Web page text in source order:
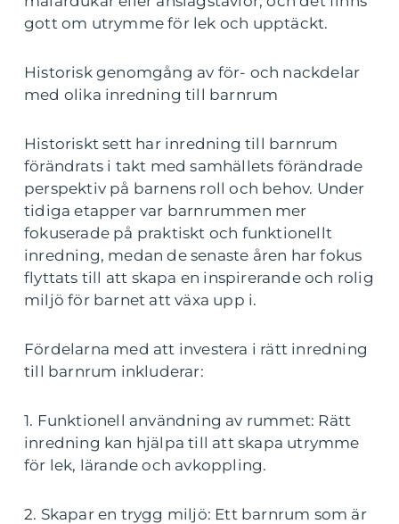
gott om utrymme för lek och upptäckt.
Historisk genomgång av för- och nackdelar
med olika inredning till barnrum
Historiskt sett har inredning till barnrum
förändrats i takt med samhällets förändrade
perspektiv på barnens roll och behov. Under
tidiga etapper var barnrummen mer
fokuserade på praktiskt och funktionellt
inredning, medan de senaste åren har fokus
flyttats till att skapa en inspirerande och rolig
miljö för barnet att växa upp i.
Fördelarna med att investera i rätt inredning
till barnrum inkluderar:
1. Funktionell användning av rummet: Rätt
inredning kan hjälpa till att skapa utrymme
för lek, lärande och avkoppling.
2. Skapar en trygg miljö: Ett barnrum som är